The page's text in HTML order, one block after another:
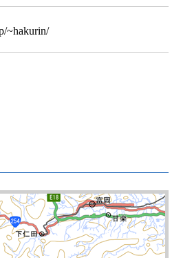
~hakurin/